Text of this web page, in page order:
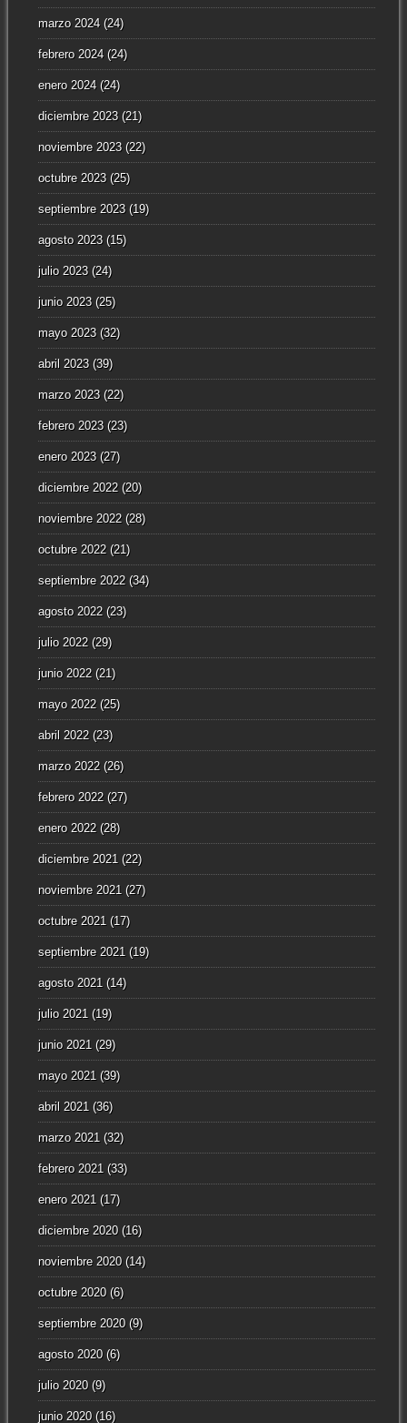
marzo 2024(24)
febrero 2024(24)
enero 2024(24)
diciembre 2023(21)
noviembre 2023(22)
octubre 2023(25)
septiembre 2023(19)
agosto 2023(15)
julio 2023(24)
junio 2023(25)
mayo 2023(32)
abril 2023(39)
marzo 2023(22)
febrero 2023(23)
enero 2023(27)
diciembre 2022(20)
noviembre 2022(28)
octubre 2022(21)
septiembre 2022(34)
agosto 2022(23)
julio 2022(29)
junio 2022(21)
mayo 2022(25)
abril 2022(23)
marzo 2022(26)
febrero 2022(27)
enero 2022(28)
diciembre 2021 (22)
noviembre 2021 (27)
octubre 2021 (17)
septiembre 2021 (19)
agosto 2021 (14)
julio 2021 (19)
junio 2021 (29)
mayo 2021 (39)
abril 2021 (36)
marzo 2021 (32)
febrero 2021 (33)
enero 2021 (17)
diciembre 2020(16)
noviembre 2020(14)
octubre 2020(6)
septiembre 2020(9)
agosto 2020(6)
julio 2020(9)
junio 2020(16)